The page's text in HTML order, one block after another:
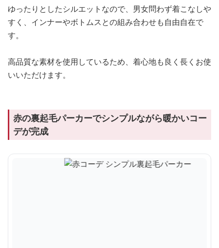
ゆったりとしたシルエットなので、男女問わず着こなしや
すく、インナーやボトムスとの組み合わせも自由自在で
す。
高品質な素材を使用しているため、着心地も良く長くお使
いいただけます。
赤の裏起毛パーカーでシンプルながら暖かいコー
デが完成